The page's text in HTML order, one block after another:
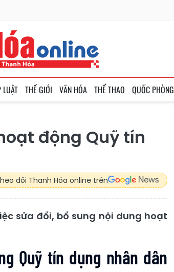
LUẬT THẾ GIỚI VĂN HÓA THỂ THAO QUỐC PHÒNG
động Quỹ tín
dõi Thanh Hóa online trên
sửa đổi, bổ sung nội dung hoạt
Quỹ tín dụng nhân dân